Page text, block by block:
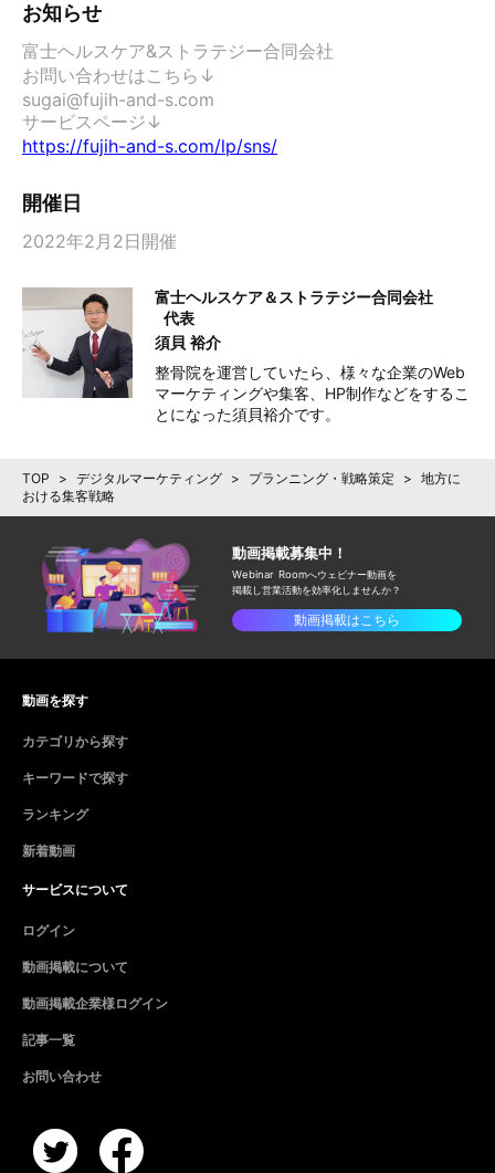
お知らせ
富士ヘルスケア&ストラテジー合同会社
お問い合わせはこちら↓
sugai@fujih-and-s.com
https://fujih-and-s.com/lp/sns/
開催日
2022年2月2日開催
富士ヘルスケア＆ストラテジー合同会社
代表
須貝 裕介
整骨院を運営していたら、様々な企業のWeb
マーケティングや集客、HP制作などをするこ
とになった須貝裕介です。
TOP > デジタルマーケティング > プランニング・戦略策定 > 地方に
おける集客戦略
動画掲載募集中！
Webinar Roomへウェビナー動画を
掲載し営業活動を効率化しませんか？
動画掲載はこちら
動画を探す
カテゴリから探す
キーワードで探す
ランキング
新着動画
サービスについて
ログイン
動画掲載について
動画掲載企業様ログイン
記事一覧
お問い合わせ